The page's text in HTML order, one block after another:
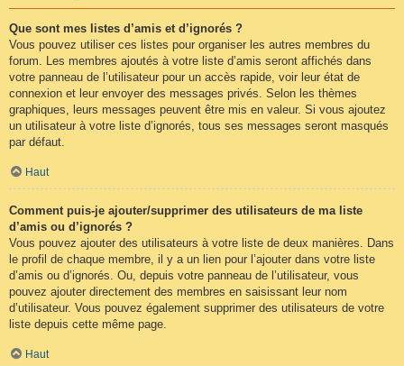
Que sont mes listes d’amis et d’ignorés ?
Vous pouvez utiliser ces listes pour organiser les autres membres du
forum. Les membres ajoutés à votre liste d’amis seront affichés dans
votre panneau de l’utilisateur pour un accès rapide, voir leur état de
connexion et leur envoyer des messages privés. Selon les thèmes
graphiques, leurs messages peuvent être mis en valeur. Si vous ajoutez
un utilisateur à votre liste d’ignorés, tous ses messages seront masqués
par défaut.
Haut
Comment puis-je ajouter/supprimer des utilisateurs de ma liste
d’amis ou d’ignorés ?
Vous pouvez ajouter des utilisateurs à votre liste de deux manières. Dans
le profil de chaque membre, il y a un lien pour l’ajouter dans votre liste
d’amis ou d’ignorés. Ou, depuis votre panneau de l’utilisateur, vous
pouvez ajouter directement des membres en saisissant leur nom
d’utilisateur. Vous pouvez également supprimer des utilisateurs de votre
liste depuis cette même page.
Haut